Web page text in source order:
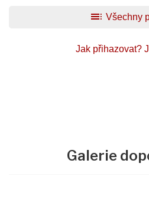
toc Všechny
Jak přihazovat?
Galerie